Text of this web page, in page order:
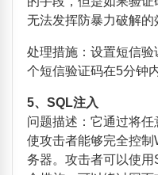
无法发挥防暴力破解的
处理措施：设置短信
个短信验证码在5分钟
5、 SQL注入
问题描述：它通过将任
使攻击者能够完全控制
务器。攻击者可以使用